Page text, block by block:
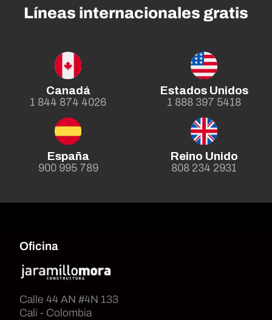
Líneas internacionales gratis
Canadá
1 844 874 4026
Estados Unidos
1 888 397 5418
España
900 995 789
Reino Unido
808 234 2931
Oficina
Calle 44 AN #4N 133
Cali - Colombia